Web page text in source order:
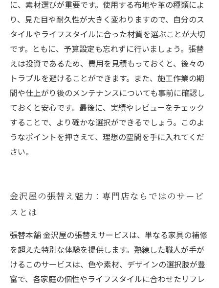
に、素材選びが重要です。使用する布地や革の種類によ
り、見た目や耐久性が大きく変わりますので、自分のス
タイルやライフスタイルに合った材質を選ぶことが大切
です。ともに、予算設定も忘れずに行いましょう。張替
えは投資であるため、費用を見積もっておくと、後々の
トラブルを避けることができます。また、施工作業の期
間や仕上がり後のメンテナンスについても事前に確認し
ておくと安心です。最後に、実績やレビューをチェック
することで、より確かな選択ができるでしょう。このよ
うなポイントを押さえて、理想の空間を手に入れてくだ
さい。
金沢屋の張替え魅力：専門店ならではのサービ
スとは
張替本舗 金沢屋の張替えサービスは、単なる家具の補修
を超えた特別な体験を提供します。熟練した職人が手が
けるこのサービスは、色や素材、デザインの選択肢が豊
富で、各家庭の個性やライフスタイルに合わせたリフレ